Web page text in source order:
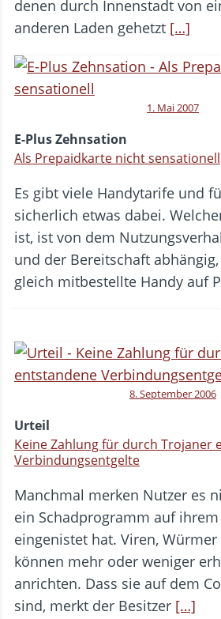
denen durch Innenstadt von
anderen Laden gehetzt […]
1. Mai 2007
E-Plus Zehnsation
Als Prepaidkarte nicht sensationell
Es gibt viele Handytarife und
sicherlich etwas dabei.
ist, ist von dem
und der Bereitschaft
gleich mitbestellte Handy auf
8. September 2006
Urteil
Keine Zahlung für durch Trojaner
Verbindungsentgelte
Manchmal merken Nutzer es
ein Schadprogramm auf
eingenistet hat. Viren,
können mehr oder weniger
anrichten. Dass sie auf dem
sind, merkt der Besitzer […]